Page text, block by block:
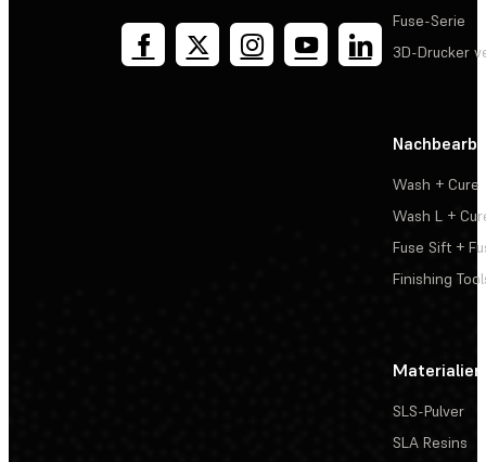
Fuse-Serie
3D-Drucker
Wash + Cure
Wash L +
Fuse Sift +
Finishing
Materialien
SLS-Pulver
SLA Resins